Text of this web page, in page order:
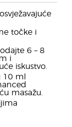
točke i
6 – 8
i
iskustvo.
10 ml
masažu.